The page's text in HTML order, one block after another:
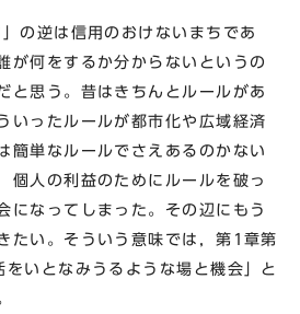
の逆は信用のおけないまちであ
が何をするか分からないというの
と思う。昔はきちんとルールがあ
いったルールが都市化や広域経済
簡単なルールでさえあるのかない
個人の利益のためにルールを破っ
になってしまった。その辺にもう
たい。そういう意味では，第1章第
いとなみうるような場と機会」と